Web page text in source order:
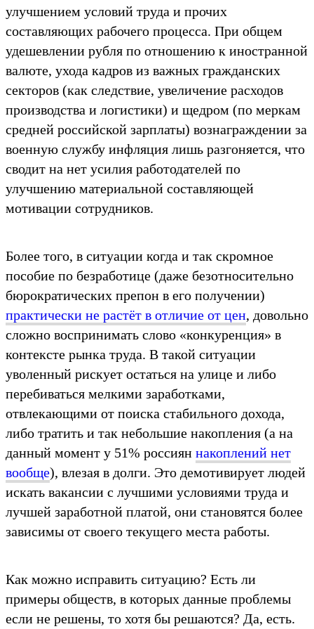
улучшением условий труда и прочих
составляющих рабочего процесса. При общем
удешевлении рубля по отношению к иностранной
валюте, ухода кадров из важных гражданских
секторов (как следствие, увеличение расходов
производства и логистики) и щедром (по меркам
средней российской зарплаты) вознаграждении за
военную службу инфляция лишь разгоняется, что
сводит на нет усилия работодателей по
улучшению материальной составляющей
мотивации сотрудников.
Более того, в ситуации когда и так скромное
пособие по безработице (даже безотносительно
бюрократических препон в его получении)
практически не растёт в отличие от цен, довольно
сложно воспринимать слово «конкуренция» в
контексте рынка труда. В такой ситуации
уволенный рискует остаться на улице и либо
перебиваться мелкими заработками,
отвлекающими от поиска стабильного дохода,
либо тратить и так небольшие накопления (а на
данный момент у 51% россиян накоплений нет
вообще), влезая в долги. Это демотивирует людей
искать вакансии с лучшими условиями труда и
лучшей заработной платой, они становятся более
зависимы от своего текущего места работы.
Как можно исправить ситуацию? Есть ли
примеры обществ, в которых данные проблемы
если не решены, то хотя бы решаются? Да, есть.